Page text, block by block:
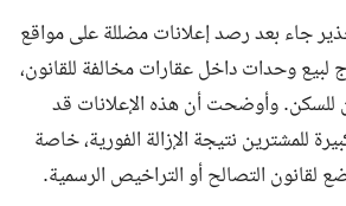
تحذير عاجل من محافظ الجيزة يثير صدمة في
سوق العقارات ويطالب بعدم شراء الشقق
السكنية
إيه اللي حصل في الجيزة؟.. محافظ الجيزة
يعلن مصادرة الإسكوتر الكهربائي من